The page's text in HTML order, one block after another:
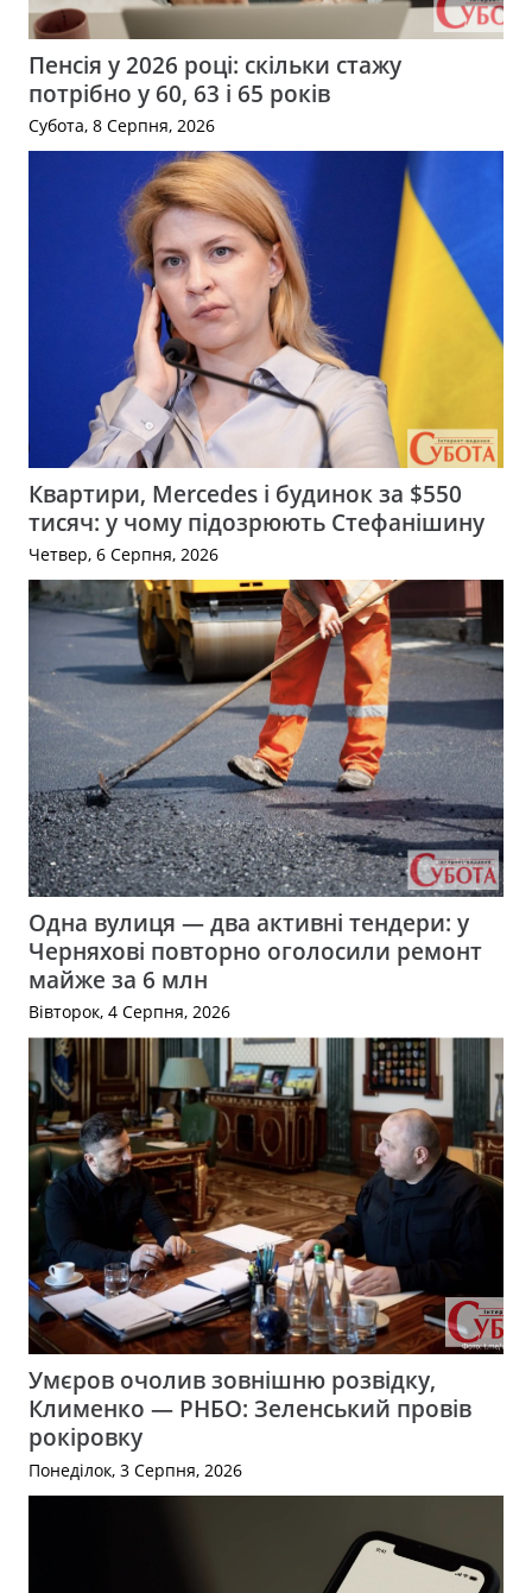
Пенсія у 2026 році: скільки стажу
потрібно у 60, 63 і 65 років
Субота, 8 Серпня, 2026
Квартири, Mercedes і будинок за $550
тисяч: у чому підозрюють Стефанішину
Четвер, 6 Серпня, 2026
Одна вулиця — два активні тендери: у
Черняхові повторно оголосили ремонт
майже за 6 млн
Вівторок, 4 Серпня, 2026
Умєров очолив зовнішню розвідку,
Клименко — РНБО: Зеленський провів
рокіровку
Понеділок, 3 Серпня, 2026